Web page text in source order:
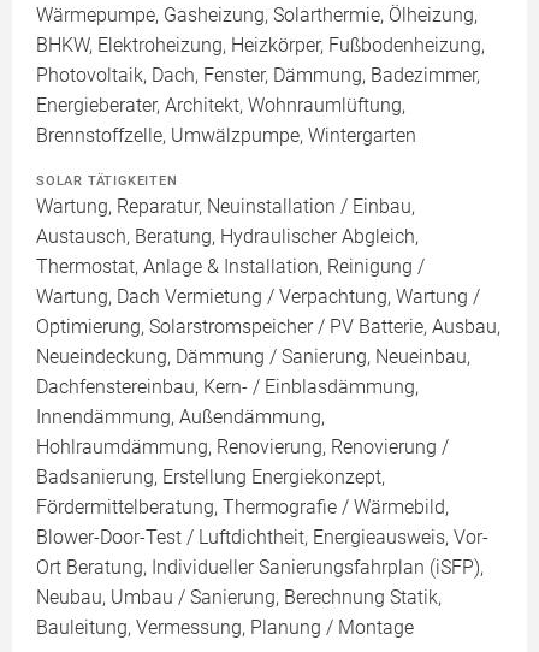
Wärmepumpe, Gasheizung, Solarthermie, Ölheizung,
BHKW, Elektroheizung, Heizkörper, Fußbodenheizung,
Photovoltaik, Dach, Fenster, Dämmung, Badezimmer,
Energieberater, Architekt, Wohnraumlüftung,
Brennstoffzelle, Umwälzpumpe, Wintergarten
SOLAR TÄTIGKEITEN
Wartung, Reparatur, Neuinstallation / Einbau,
Austausch, Beratung, Hydraulischer Abgleich,
Thermostat, Anlage & Installation, Reinigung /
Wartung, Dach Vermietung / Verpachtung, Wartung /
Optimierung, Solarstromspeicher / PV Batterie, Ausbau,
Neueindeckung, Dämmung / Sanierung, Neueinbau,
Dachfenstereinbau, Kern- / Einblasdämmung,
Innendämmung, Außendämmung,
Hohlraumdämmung, Renovierung, Renovierung /
Badsanierung, Erstellung Energiekonzept,
Fördermittelberatung, Thermografie / Wärmebild,
Blower-Door-Test / Luftdichtheit, Energieausweis, Vor-
Ort Beratung, Individueller Sanierungsfahrplan (iSFP),
Neubau, Umbau / Sanierung, Berechnung Statik,
Bauleitung, Vermessung, Planung / Montage